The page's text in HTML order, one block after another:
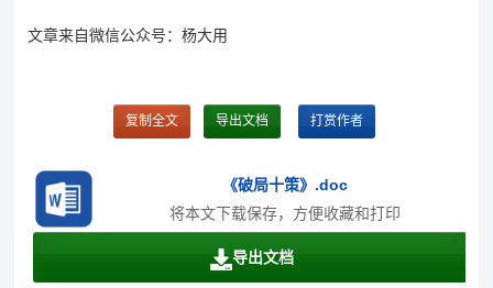
文章来自微信公众号：杨大用
复制全文 导出文档 打赏作者
《破局十策》.doc
将本文下载保存，方便收藏和打印
导出文档